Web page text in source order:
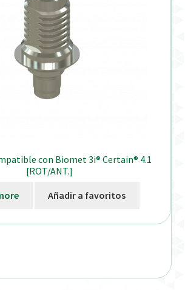
con Biomet 3i® Certain® 4.1
[ROT/ANT.]
Añadir a favoritos